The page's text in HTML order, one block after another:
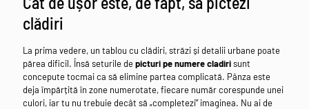
clădiri
La prima vedere, un tablou cu clădiri, străzi și detalii urbane poate
părea dificil. Însă seturile depicturi pe numere cladirisunt
concepute tocmai ca să elimine partea complicată. Pânza este
deja împărțită în zone numerotate, fiecare număr corespunde unei
culori, iar tu nu trebuie decât să „completezi” imaginea. Nu ai de